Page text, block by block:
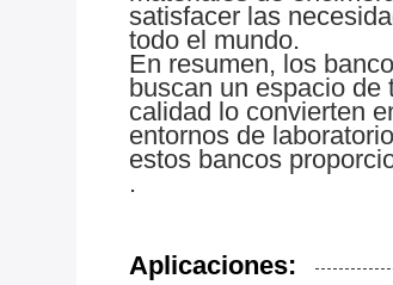
satisfacer las
todo el mundo.
En resumen, los
buscan un espacio
calidad lo convierten
entornos de
estos bancos
.
Aplicaciones: